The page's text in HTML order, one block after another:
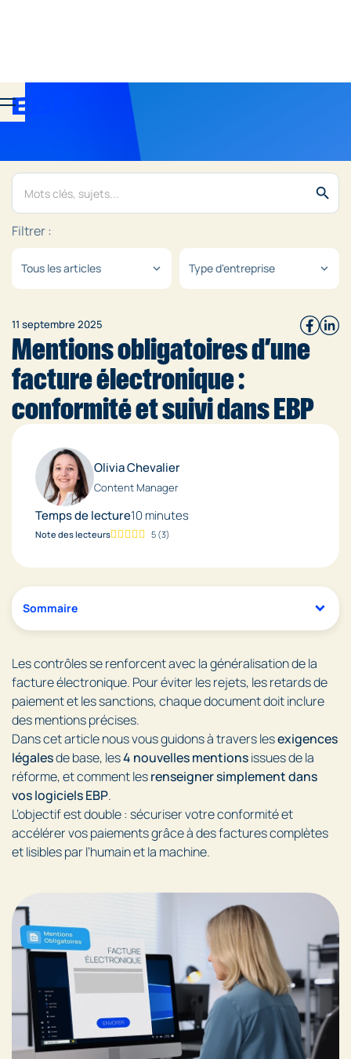
Filtrer :
Tous les articles expand_more Type d'entreprise expand_more
search
11 septembre 2025
Mentions obligatoires d’une
facture électronique :
conformité et suivi dans EBP
Olivia Chevalier
Content Manager
Temps de lecture10 minutes
Note des lecteurs 5 (3)
Sommaire
Les contrôles se renforcent avec la généralisation de la
facture électronique. Pour éviter les rejets, les retards de
paiement et les sanctions, chaque document doit inclure
des mentions précises.
Dans cet article nous vous guidons à travers lesexigences
légalesde base, les4 nouvelles mentionsissues de la
réforme, et comment lesrenseigner simplement dans
vos logiciels EBP.
L’objectif est double : sécuriser votre conformité et
accélérer vos paiements grâce à des factures complètes
et lisibles par l’humain et la machine.